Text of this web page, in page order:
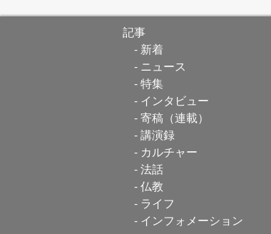
記事
新着
ニュース
特集
インタビュー
寄稿（連載）
講演録
カルチャー
法話
仏教
ライフ
インフォメーション